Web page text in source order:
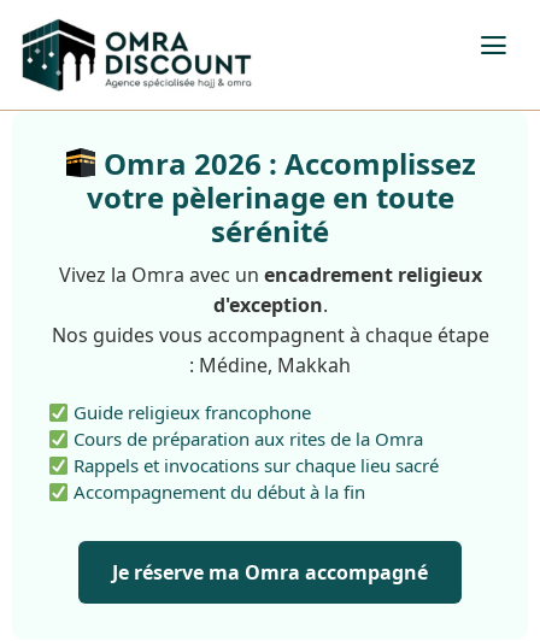
Omra 2026 : Accomplissez
votre pèlerinage en toute
sérénité
Vivez la Omra avec un encadrement religieux
d'exception.
Nos guides vous accompagnent à chaque étape
: Médine, Makkah
Guide religieux francophone
Cours de préparation aux rites de la Omra
Rappels et invocations sur chaque lieu sacré
Accompagnement du début à la fin
Je réserve ma Omra accompagné